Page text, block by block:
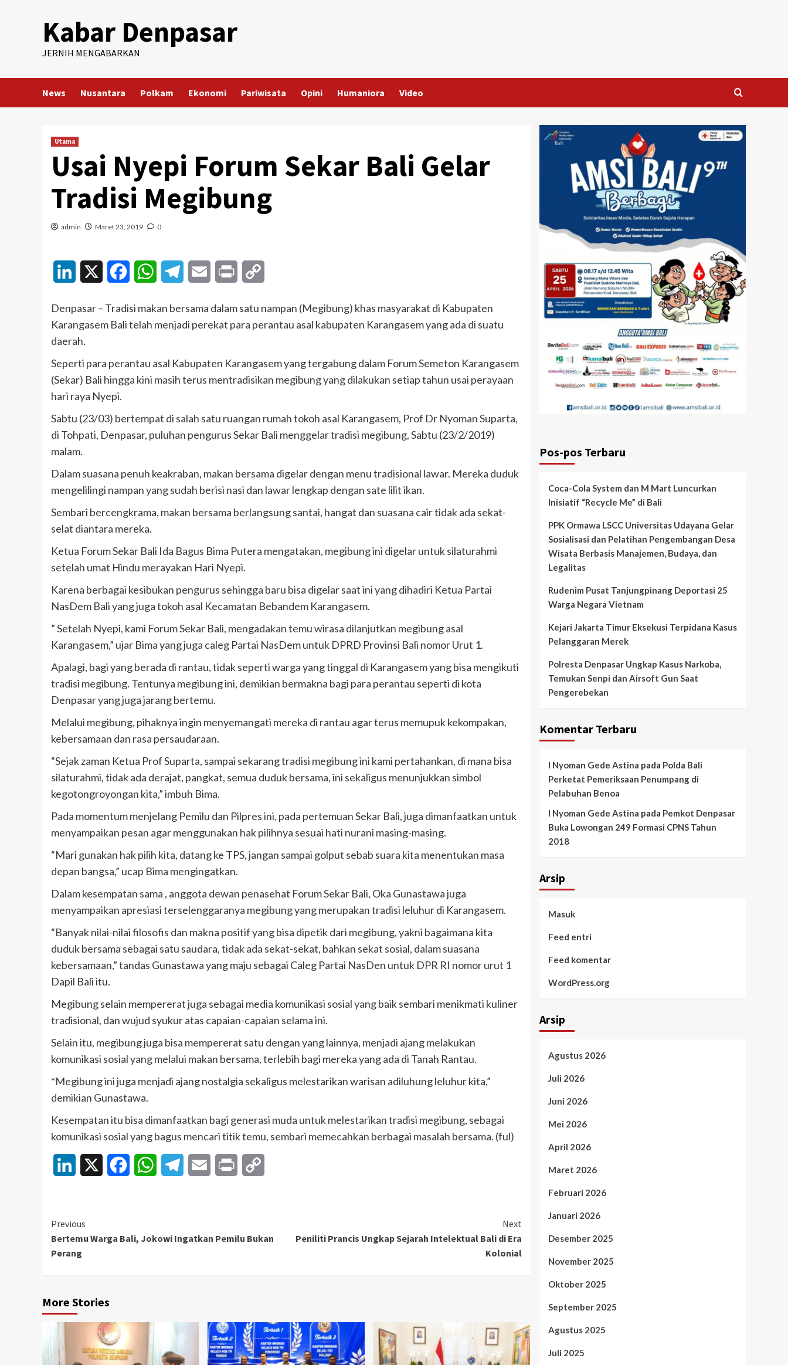
Kabar Denpasar
JERNIH MENGABARKAN
News Nusantara Polkam Ekonomi Pariwisata Opini Humaniora Video
Utama
Usai Nyepi Forum Sekar Bali Gelar
Tradisi Megibung
admin Maret 23, 2019 0
LinkedIn FacebookWhatsAppTelegramEmail Print
Denpasar – Tradisi makan bersama dalam satu nampan (Megibung) khas masyarakat di Kabupaten
Karangasem Bali telah menjadi perekat para perantau asal kabupaten Karangasem yang ada di suatu
daerah.
Seperti para perantau asal Kabupaten Karangasem yang tergabung dalam Forum Semeton Karangasem
(Sekar) Bali hingga kini masih terus mentradisikan megibung yang dilakukan setiap tahun usai perayaan
hari raya Nyepi.
Sabtu (23/03) bertempat di salah satu ruangan rumah tokoh asal Karangasem, Prof Dr Nyoman Suparta,
di Tohpati, Denpasar, puluhan pengurus Sekar Bali menggelar tradisi megibung, Sabtu (23/2/2019)
malam.
Dalam suasana penuh keakraban, makan bersama digelar dengan menu tradisional lawar. Mereka duduk
mengelilingi nampan yang sudah berisi nasi dan lawar lengkap dengan sate lilit ikan.
Sembari bercengkrama, makan bersama berlangsung santai, hangat dan suasana cair tidak ada sekat-
selat diantara mereka.
Ketua Forum Sekar Bali Ida Bagus Bima Putera mengatakan, megibung ini digelar untuk silaturahmi
setelah umat Hindu merayakan Hari Nyepi.
Karena berbagai kesibukan pengurus sehingga baru bisa digelar saat ini yang dihadiri Ketua Partai
NasDem Bali yang juga tokoh asal Kecamatan Bebandem Karangasem.
” Setelah Nyepi, kami Forum Sekar Bali, mengadakan temu wirasa dilanjutkan megibung asal
Karangasem,” ujar Bima yang juga caleg Partai NasDem untuk DPRD Provinsi Bali nomor Urut 1.
Apalagi, bagi yang berada di rantau, tidak seperti warga yang tinggal di Karangasem yang bisa mengikuti
tradisi megibung. Tentunya megibung ini, demikian bermakna bagi para perantau seperti di kota
Denpasar yang juga jarang bertemu.
Melalui megibung, pihaknya ingin menyemangati mereka di rantau agar terus memupuk kekompakan,
kebersamaan dan rasa persaudaraan.
“Sejak zaman Ketua Prof Suparta, sampai sekarang tradisi megibung ini kami pertahankan, di mana bisa
silaturahmi, tidak ada derajat, pangkat, semua duduk bersama, ini sekaligus menunjukkan simbol
kegotongroyongan kita,” imbuh Bima.
Pada momentum menjelang Pemilu dan Pilpres ini, pada pertemuan Sekar Bali, juga dimanfaatkan untuk
menyampaikan pesan agar menggunakan hak pilihnya sesuai hati nurani masing-masing.
“Mari gunakan hak pilih kita, datang ke TPS, jangan sampai golput sebab suara kita menentukan masa
depan bangsa,” ucap Bima mengingatkan.
Dalam kesempatan sama , anggota dewan penasehat Forum Sekar Bali, Oka Gunastawa juga
menyampaikan apresiasi terselenggaranya megibung yang merupakan tradisi leluhur di Karangasem.
“Banyak nilai-nilai filosofis dan makna positif yang bisa dipetik dari megibung, yakni bagaimana kita
duduk bersama sebagai satu saudara, tidak ada sekat-sekat, bahkan sekat sosial, dalam suasana
kebersamaan,” tandas Gunastawa yang maju sebagai Caleg Partai NasDen untuk DPR RI nomor urut 1
Dapil Bali itu.
Megibung selain mempererat juga sebagai media komunikasi sosial yang baik sembari menikmati kuliner
tradisional, dan wujud syukur atas capaian-capaian selama ini.
Selain itu, megibung juga bisa mempererat satu dengan yang lainnya, menjadi ajang melakukan
komunikasi sosial yang melalui makan bersama, terlebih bagi mereka yang ada di Tanah Rantau.
*Megibung ini juga menjadi ajang nostalgia sekaligus melestarikan warisan adiluhung leluhur kita,”
demikian Gunastawa.
Kesempatan itu bisa dimanfaatkan bagi generasi muda untuk melestarikan tradisi megibung, sebagai
komunikasi sosial yang bagus mencari titik temu, sembari memecahkan berbagai masalah bersama. (ful)
LinkedIn FacebookWhatsAppTelegramEmail Print
Continue
Reading
Previous
Bertemu Warga Bali, Jokowi Ingatkan Pemilu Bukan
Perang
Next
Peniliti Prancis Ungkap Sejarah Intelektual Bali di Era
Kolonial
More Stories
Pos-pos Terbaru
Coca-Cola System dan M Mart Luncurkan
Inisiatif “Recycle Me” di Bali
PPK Ormawa LSCC Universitas Udayana Gelar
Sosialisasi dan Pelatihan Pengembangan Desa
Wisata Berbasis Manajemen, Budaya, dan
Legalitas
Rudenim Pusat Tanjungpinang Deportasi 25
Warga Negara Vietnam
Kejari Jakarta Timur Eksekusi Terpidana Kasus
Pelanggaran Merek
Polresta Denpasar Ungkap Kasus Narkoba,
Temukan Senpi dan Airsoft Gun Saat
Pengerebekan
Komentar Terbaru
I Nyoman Gede Astina pada Polda Bali
Perketat Pemeriksaan Penumpang di
Pelabuhan Benoa
I Nyoman Gede Astina pada Pemkot Denpasar
Buka Lowongan 249 Formasi CPNS Tahun
2018
Arsip
Masuk
Feed entri
Feed komentar
WordPress.org
Arsip
Agustus 2026
Juli 2026
Juni 2026
Mei 2026
April 2026
Maret 2026
Februari 2026
Januari 2026
Desember 2025
November 2025
Oktober 2025
September 2025
Agustus 2025
Juli 2025